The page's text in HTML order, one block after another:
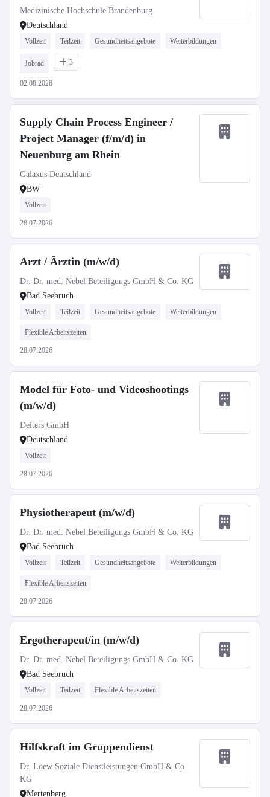
Medizinische Hochschule Brandenburg
Deutschland
Vollzeit Teilzeit Gesundheitsangebote Weiterbildungen
Jobrad 3
02.08.2026
Supply Chain Process Engineer /
Project Manager (f/m/d) in
Neuenburg am Rhein
Galaxus Deutschland
BW
Vollzeit
28.07.2026
Arzt / Ärztin (m/w/d)
Dr. Dr. med. Nebel Beteiligungs GmbH & Co. KG
Bad Seebruch
Vollzeit Teilzeit Gesundheitsangebote Weiterbildungen
Flexible Arbeitszeiten
28.07.2026
Model für Foto- und Videoshootings
(m/w/d)
Deiters GmbH
Deutschland
Vollzeit
28.07.2026
Physiotherapeut (m/w/d)
Dr. Dr. med. Nebel Beteiligungs GmbH & Co. KG
Bad Seebruch
Vollzeit Teilzeit Gesundheitsangebote Weiterbildungen
Flexible Arbeitszeiten
28.07.2026
Ergotherapeut/in (m/w/d)
Dr. Dr. med. Nebel Beteiligungs GmbH & Co. KG
Bad Seebruch
Vollzeit Teilzeit Flexible Arbeitszeiten
28.07.2026
Hilfskraft im Gruppendienst
Dr. Loew Soziale Dienstleistungen GmbH & Co
KG
Mertenberg